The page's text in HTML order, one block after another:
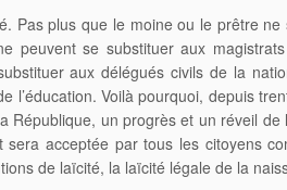
Pas plus que le moine ou le prêtre
peuvent se substituer aux
aux délégués civils de la
l’éducation. Voilà pourquoi, depuis
un progrès et un réveil
sera acceptée par tous les citoyens
de laïcité, la laïcité légale de la